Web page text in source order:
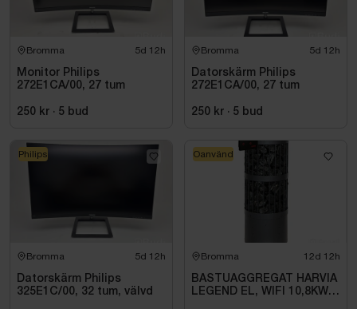
Bromma 5d 12h
Monitor Philips
272E1CA/00, 27 tum
250 kr · 5 bud
Bromma 5d 12h
Datorskärm Philips
272E1CA/00, 27 tum
250 kr · 5 bud
Bromma 5d 12h
Datorskärm Philips
325E1C/00, 32 tum, välvd
Philips
Bromma 12d 12h
BASTUAGGREGAT HARVIA
LEGEND EL, WIFI 10,8KW
Oanvänd